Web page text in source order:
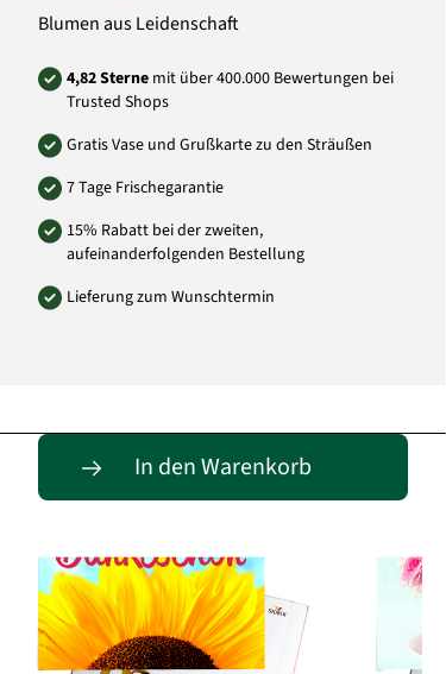
Blumen aus Leidenschaft
4,82 Sterne mit über 400.000 Bewertungen bei
Trusted Shops
Gratis Vase und Grußkarte zu den Sträußen
7 Tage Frischegarantie
15% Rabatt bei der zweiten,
aufeinanderfolgenden Bestellung
Lieferung zum Wunschtermin
In den Warenkorb
Passende Alternativen